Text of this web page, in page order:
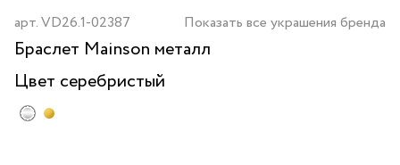
арт.VD26.1-02387 Показать все украшения бренда
Браслет Mainson металл
Цвет серебристый